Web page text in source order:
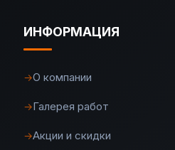
ИНФОРМАЦИЯ
→О компании
→Галерея работ
→Акции и скидки